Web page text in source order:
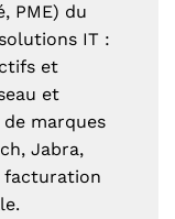
PME) du
IT :
et
et
marques
Jabra,
facturation